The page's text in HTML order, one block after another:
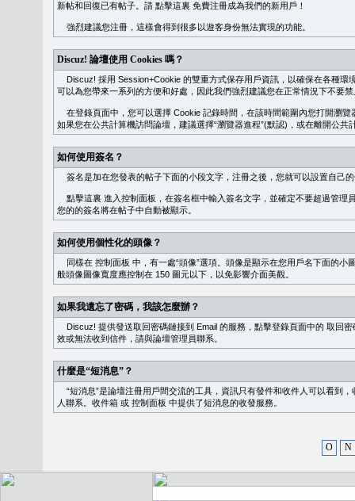
新帖和回復已有帖子。請 點擊這裏 免費注冊成為我們的新用戶！
強烈建議您注冊，這樣會得到很多以遊客身份無法實現的功能。
Discuz! 論壇使用 Cookies 嗎？
Discuz! 採用 Session+Cookie 的雙重方式保存用戶資訊，以確保在各種環
可以為您帶來一系列的方便和好處，因此我們強烈建議您在正常情況下不要
在登錄頁面中，您可以選擇 Cookie 記錄時間，在該時間範圍內您打開瀏
如果您在公共計算機訪問論壇，建議選擇“瀏覽器進程”(默認)，或在離開公共
如何使用簽名？
簽名是加在您發表的帖子下面的小段文字，注冊之後，您就可以設置自己
點擊這裏 進入控制面板，在簽名框中輸入簽名文字，並確定不要超過管
您的的簽名將在帖子中自動被顯示。
如何使用個性化的頭像？
同樣在 控制面板 中，有一處“頭像”選項。頭像是顯示在您用戶名下面的
般頭像圖像寬度應控制在 150 圖元以下，以免影響介面美觀。
如果我遺忘了密碼，我該怎麼辦？
Discuz! 提供發送取回密碼鏈接到 Email 的服務，點擊登錄頁面中的 取回密
效或無法收到信件，請與論壇管理員聯系。
什麼是“短消息”？
“短消息”是論壇注冊用戶間交流的工具，資訊只有發件和收件人可以看到
人聯系。 收件箱 或 控制面板 中提供了短消息的收發服務。
O N